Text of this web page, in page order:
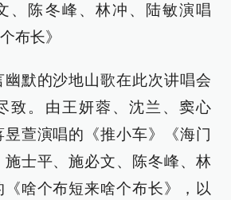
、陈冬峰、林冲、陆敏演唱
布长》
幽默的沙地山歌在此次讲唱会
致。由王妍蓉、沈兰、窦心
萱演唱的《推小车》《海门
士平、施必文、陈冬峰、林
啥个布短来啥个布长》，以